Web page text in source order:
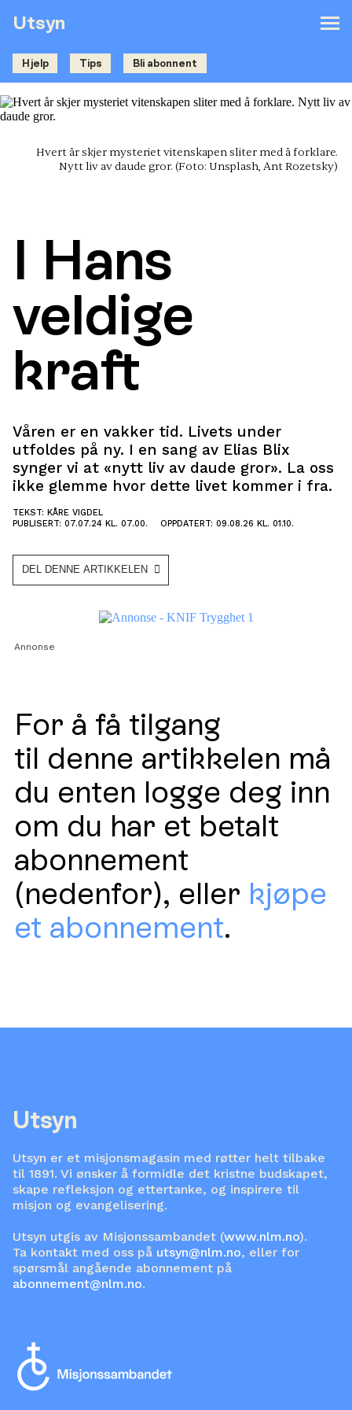
Utsyn
Hjelp Tips Bli abonnent
Hvert år skjer mysteriet vitenskapen sliter med å forklare.
Nytt liv av daude gror. (Foto: Unsplash, Ant Rozetsky)
I Hans
veldige
kraft
Våren er en vakker tid. Livets under
utfoldes på ny. I en sang av Elias Blix
synger vi at «nytt liv av daude gror». La oss
ikke glemme hvor dette livet kommer i fra.
TEKST: KÅRE VIGDEL
PUBLISERT: 07.07.24 KL. 07.00.
OPPDATERT: 09.08.26 KL. 01.10.
DEL DENNE ARTIKKELEN
Annonse
For å få tilgang
til denne artikkelen må
du enten logge deg inn
om du har et betalt
abonnement
(nedenfor), eller kjøpe
et abonnement.
Utsyn
Utsyn er et misjonsmagasin med røtter helt tilbake
til 1891. Vi ønsker å formidle det kristne budskapet,
skape refleksjon og ettertanke, og inspirere til
misjon og evangelisering.
Utsyn utgis av Misjonssambandet (www.nlm.no).
Ta kontakt med oss på utsyn@nlm.no, eller for
spørsmål angående abonnement på
abonnement@nlm.no.